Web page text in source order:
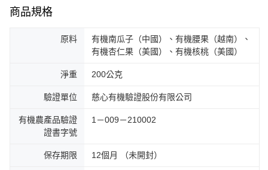
商品規格
原料
有機南瓜子（中國）、有機腰果（越南）、
有機杏仁果（美國）、有機核桃（美國）
淨重 200公克
驗證單位 慈心有機驗證股份有限公司
有機農產品驗證
證書字號
1－009－210002
保存期限 12個月 （未開封）